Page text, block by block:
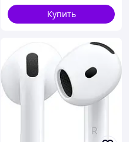
Купить